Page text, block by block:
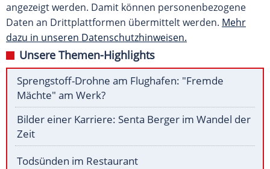
angezeigt werden. Damit können personenbezogene
Daten an Drittplattformen übermittelt werden. Mehr
dazu in unseren Datenschutzhinweisen.
Unsere Themen-Highlights
Sprengstoff-Drohne am Flughafen: "Fremde
Mächte" am Werk?
Bilder einer Karriere: Senta Berger im Wandel der
Zeit
Todsünden im Restaurant